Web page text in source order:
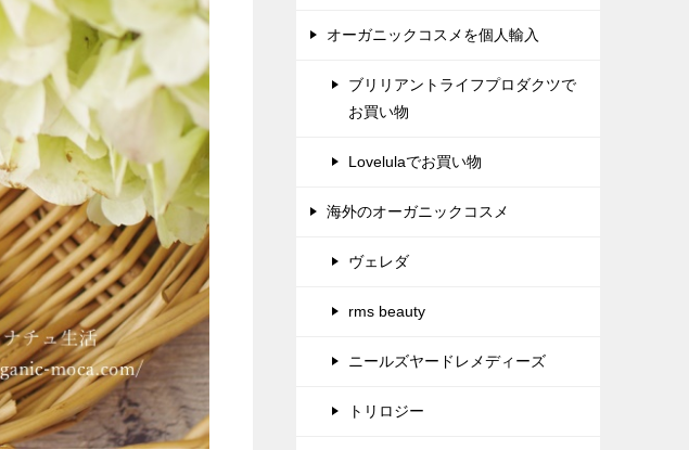
オーガニックコスメを個人輸入
ブリリアントライフプロダクツで
お買い物
Lovelulaでお買い物
海外のオーガニックコスメ
ヴェレダ
rms beauty
ニールズヤードレメディーズ
トリロジー